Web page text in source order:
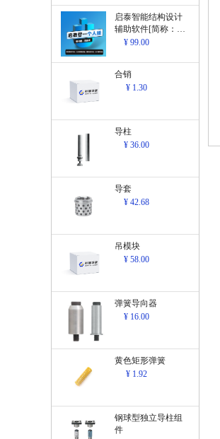
启泰智能结构设计
辅助软件[简称：结
构设计辅助软
¥ 99.00
合销
¥ 1.30
导柱
¥ 36.00
导套
¥ 42.68
吊模块
¥ 58.00
弹簧导向器
¥ 16.00
黄色矩形弹簧
¥ 1.92
钢球型独立导柱组
件